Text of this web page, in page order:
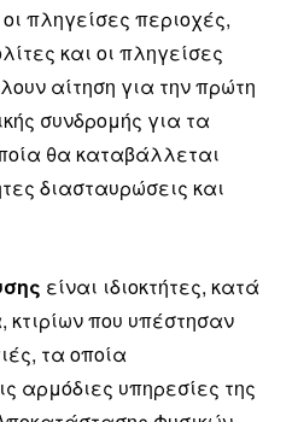
πληγείσες περιοχές,
και οι πληγείσες
αίτηση για την πρώτη
συνδρομής για τα
θα καταβάλλεται
διασταυρώσεις και
είναι ιδιοκτήτες, κατά
κτιρίων που υπέστησαν
τα οποία
αρμόδιες υπηρεσίες της